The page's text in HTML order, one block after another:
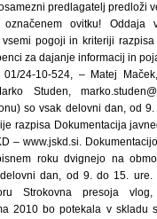
predlagatelj predloži
ovitku! Oddaja
pogoji in kriteriji
za dajanje informacij in
01/24-10-524, – Matej
Studen,
so vsak delovni dan, od
razpisa Dokumentacija
– www.jskd.si.
roku dvignejo na
dan, od 9. do 15. ure.
Strokovna presoja
2010 bo potekala v skladu